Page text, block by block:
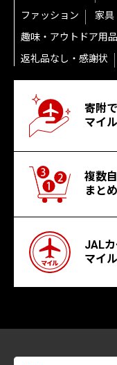
ファッション
家具
趣味・アウトドア用品
返礼品なし・感謝状
寄附で
マイ
複数
まと
JAL
マイ